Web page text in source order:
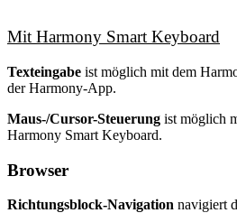
Mit Harmony Smart Keyboard
Texteingabe ist möglich mit dem
der Harmony-App.
Maus-/Cursor-Steuerung ist möglich
Harmony Smart Keyboard.
Browser
Richtungsblock-Navigation navigiert